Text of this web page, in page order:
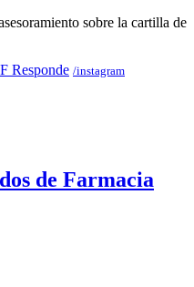
sobre la cartilla de
Responde /instagram
de Farmacia